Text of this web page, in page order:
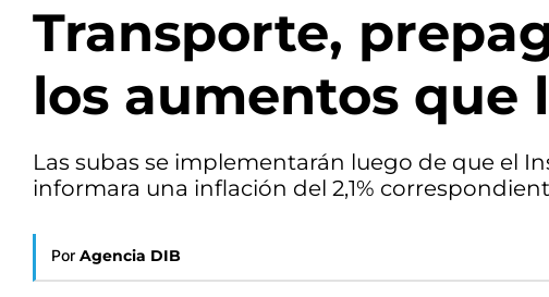
Transporte,
los aumentos que
Las subas se implementarán luego de que el
informara una inflación del 2,1%
Por Agencia DIB